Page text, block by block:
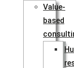
Value-
based